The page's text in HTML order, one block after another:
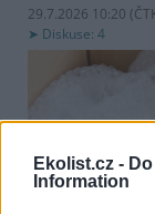
Ekolist.cz -
Information
29.7.2026 10:20 (
Diskuse: 4
obalového a
commerce.
promítnout do